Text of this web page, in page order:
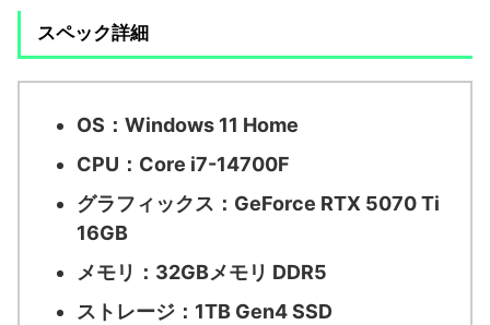
スペック詳細
OS： Windows 11 Home
CPU： Core i7-14700F
グラフィックス： GeForce RTX 5070 Ti
16GB
メモリ： 32GBメモリ DDR5
ストレージ： 1TB Gen4 SSD